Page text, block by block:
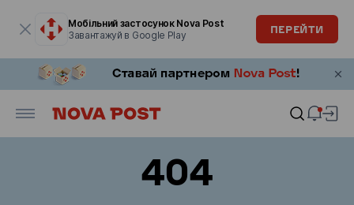
Мобільний застосунок Nova Post
Завантажуй в Google Play
ПЕРЕЙТИ
404